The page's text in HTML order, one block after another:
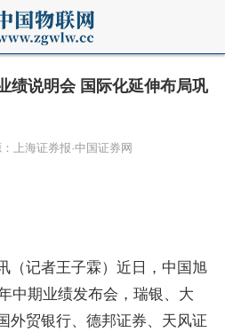
绩说明会 国际化延伸布局巩
上海证券报·中国证券网
（记者王子霖）近日，中国旭
中期业绩发布会，瑞银、大
外贸银行、德邦证券、天风证